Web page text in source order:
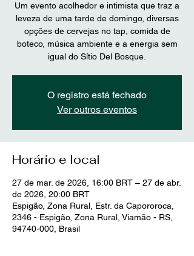
Um evento acolhedor e intimista que traz a
leveza de uma tarde de domingo, diversas
opções de cervejas no tap, comida de
boteco, música ambiente e a energia sem
O registro está fechado
Ver outros eventos
Horário e local
27 de mar. de 2026, 16:00 BRT – 27 de abr.
de 2026, 20:00 BRT
Espigão, Zona Rural, Estr. da Capororoca,
2346 - Espigão, Zona Rural, Viamão - RS,
94740-000, Brasil